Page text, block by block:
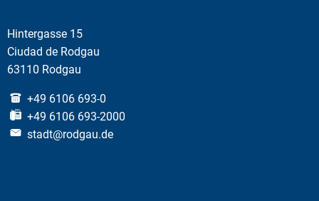
Hintergasse 15
Ciudad de Rodgau
63110 Rodgau
+49 6106 693-0
+49 6106 693-2000
stadt@rodgau.de